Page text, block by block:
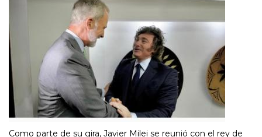
Como parte de su gira, Javier Milei se reunió con el rey de